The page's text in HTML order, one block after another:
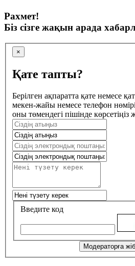
Рахмет!
Біз сізге жақын арада
×
Қате тапты?
Берілген ақпаратта қате немесе
мекен-жайы немесе телефон нөмірі
оны төмендегі пішінде көрсетіңіз
Введите код
Модераторға